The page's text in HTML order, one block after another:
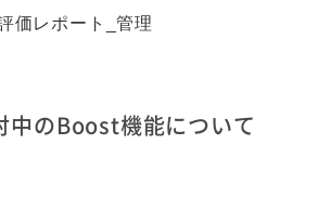
価レポート_管理
中のBoost機能について